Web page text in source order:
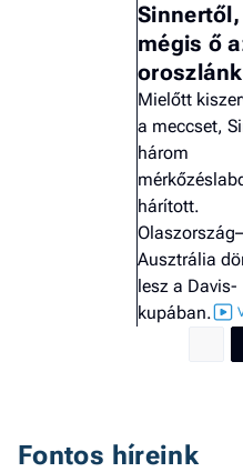
Sinnertől,
mégis ő
Mielőtt
a meccset,
három
hárított.
Olaszország–
Ausztrália
lesz a Davis-
kupában.
Fontos híreink